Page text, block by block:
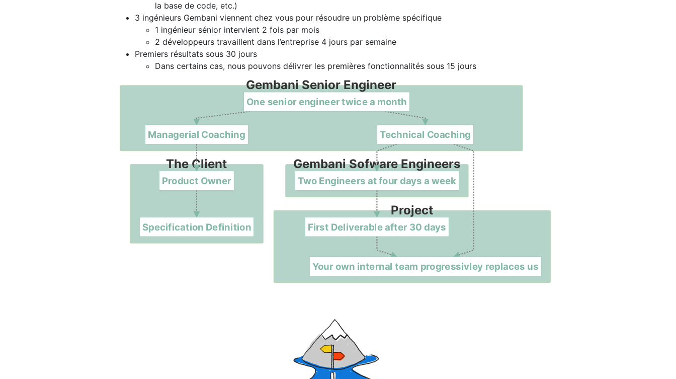
la base de code, etc.)
3 ingénieurs Gembani viennent chez vous pour résoudre un problème spécifique
1 ingénieur sénior intervient 2 fois par mois
2 développeurs travaillent dans l’entreprise 4 jours par semaine
Premiers résultats sous 30 jours
Dans certains cas, nous pouvons délivrer les premières fonctionnalités sous 15 jours
The Client
Project
Gembani Sofware Engineers
Gembani Senior Engineer
Product Owner
Specification Definition First Deliverable after 30 days
Your own internal team progressivley replaces us
Two Engineers at four days a week
One senior engineer twice a month
Managerial Coaching Technical Coaching